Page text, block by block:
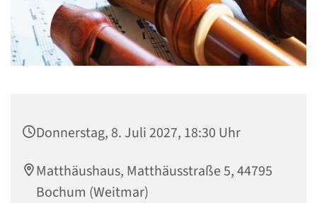
Donnerstag, 8. Juli 2027, 18:30 Uhr
Matthäushaus, Matthäusstraße 5, 44795
Bochum (Weitmar)